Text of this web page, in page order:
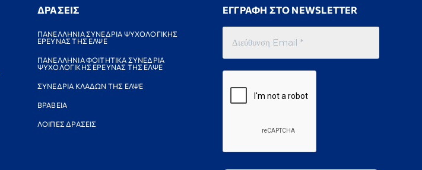
ΔΡΑΣΕΙΣ
ΠΑΝΕΛΛΗΝΙΑ ΣΥΝΕΔΡΙΑ ΨΥΧΟΛΟΓΙΚΗΣ
ΕΡΕΥΝΑΣ ΤΗΣ ΕΛΨΕ
ΠΑΝΕΛΛΗΝΙΑ ΦΟΙΤΗΤΙΚΑ ΣΥΝΕΔΡΙΑ
ΨΥΧΟΛΟΓΙΚΗΣ ΕΡΕΥΝΑΣ ΤΗΣ ΕΛΨΕ
ΣΥΝΕΔΡΙΑ ΚΛΑΔΩΝ ΤΗΣ ΕΛΨΕ
ΒΡΑΒΕΙΑ
ΛΟΙΠΕΣ ΔΡΑΣΕΙΣ
ΕΓΓΡΑΦΗ ΣΤΟ NEWSLETTER